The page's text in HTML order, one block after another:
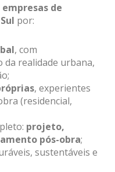
empresas de
por:
, com
realidade urbana,
, experientes
(residencial,
projeto,
pós-obra;
sustentáveis e